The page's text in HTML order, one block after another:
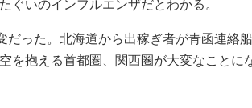
ぐいのインフルエンザだとわかる。
だった。北海道から出稼ぎ者が青函連絡
を抱える首都圏、関西圏が大変なことに